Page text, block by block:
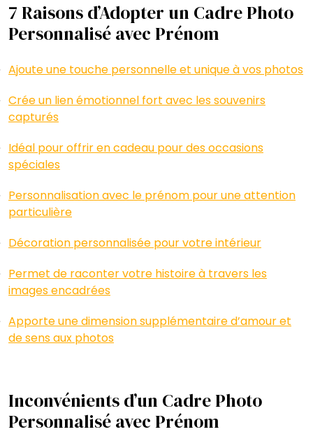
7 Raisons d’Adopter un Cadre Photo
Personnalisé avec Prénom
Ajoute une touche personnelle et unique à vos photos
Crée un lien émotionnel fort avec les souvenirs
capturés
Idéal pour offrir en cadeau pour des occasions
spéciales
Personnalisation avec le prénom pour une attention
particulière
Décoration personnalisée pour votre intérieur
Permet de raconter votre histoire à travers les
images encadrées
Apporte une dimension supplémentaire d’amour et
de sens aux photos
Inconvénients d’un Cadre Photo
Personnalisé avec Prénom